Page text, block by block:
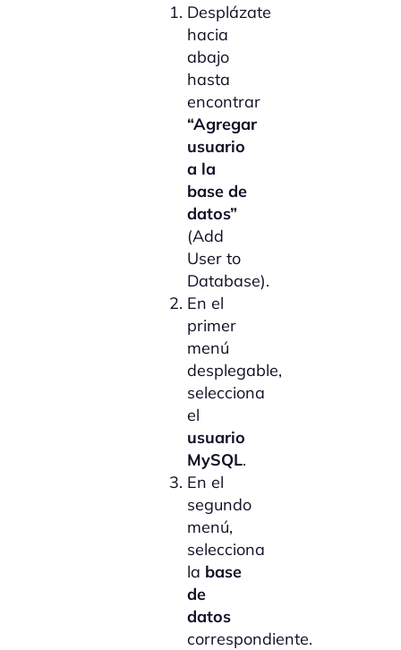
Desplázate
hacia
abajo
hasta
encontrar
“Agregar
usuario
a la
base de
datos”
(Add
User to
Database).
En el
primer
menú
desplegable,
selecciona
el
usuario
MySQL.
En el
segundo
menú,
selecciona
la base
de
datos
correspondiente.